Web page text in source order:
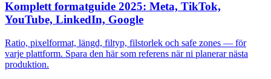
Komplett formatguide 2025: Meta, TikTok,
YouTube, LinkedIn, Google
Ratio, pixelformat, längd, filtyp, filstorlek och safe zones — för
varje plattform. Spara den här som referens när ni planerar nästa
produktion.